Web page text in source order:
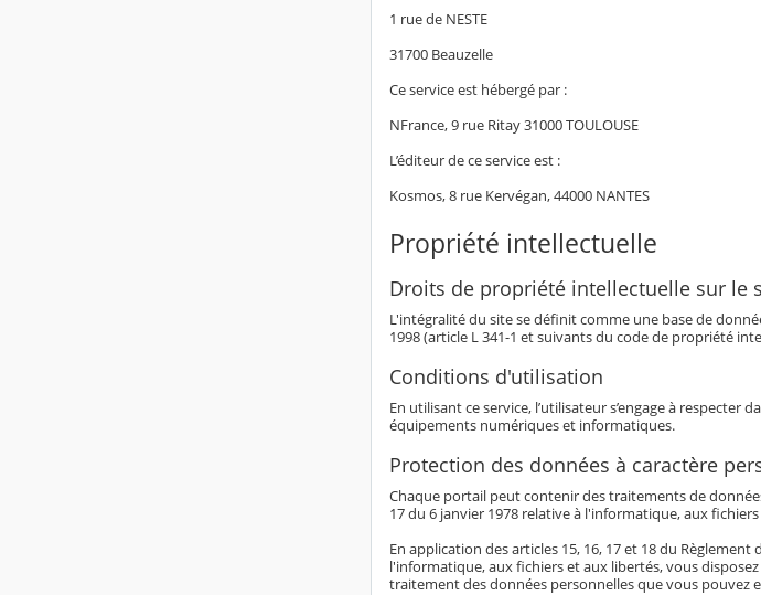
1 rue de NESTE
31700 Beauzelle
Ce service est hébergé par :
NFrance, 9 rue Ritay 31000 TOULOUSE
L’éditeur de ce service est :
Kosmos, 8 rue Kervégan, 44000 NANTES
Propriété intellectuelle
Droits de propriété intellectuelle sur le
L'intégralité du site se définit comme une base de
1998 (article L 341-1 et suivants du code de propriété
Conditions d'utilisation
En utilisant ce service, l’utilisateur s’engage à
équipements numériques et informatiques.
Protection des données à caractère
Chaque portail peut contenir des traitements de
17 du 6 janvier 1978 relative à l'informatique, aux
En application des articles 15, 16, 17 et 18 du
l'informatique, aux fichiers et aux libertés, vous
traitement des données personnelles que vous pouvez